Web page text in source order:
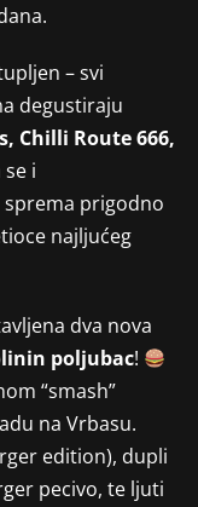
– svi
degustiraju
Chilli Route 666,
i
sprema prigodno
najljućeg
dva nova
poljubac!
“smash”
na Vrbasu.
edition), dupli
pecivo, te ljuti